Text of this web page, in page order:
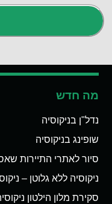
מה חדש
נדל"ן בניקוסיה
שופינג בניקוסיה
סיור לאתרי התיירות
ניקוסיה ללא גלוטן –
סקירת מלון הילטון